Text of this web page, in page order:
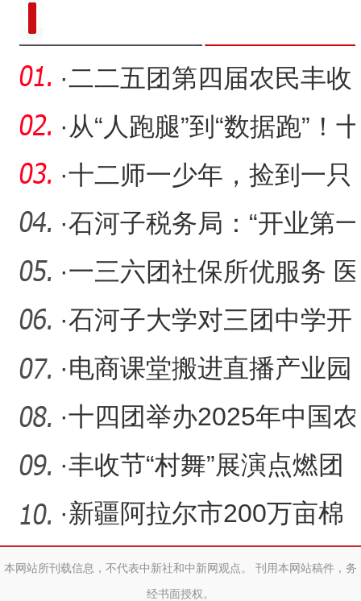
·二二五团第四届农民丰收
节举行
· 从“人跑腿”到“数据跑”！十
二师让人才服务触手
·十二师一少年，捡到一只
金手镯后……
·石河子税务局：“开业第一
课”引导经营主体合规发
·一三六团社保所优服务 医
保扩面暖民心
·石河子大学对三团中学开
展“国培计划一对一精准扶
·电商课堂搬进直播产业园
学子实战叫卖特色农产品
·十四团举办2025年中国农
民丰收节活动
·丰收节“村舞”展演点燃团
场热情
·新疆阿拉尔市200万亩棉
花进入吐絮期 智能机器人“
本网站所刊载信息，不代表中新社和中新网观点。 刊用本网站稿件，务
经书面授权。